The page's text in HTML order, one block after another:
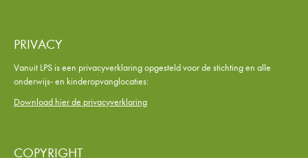
PRIVACY
Vanuit LPS is een privacyverklaring opgesteld voor de stichting en alle
onderwijs- en kinderopvanglocaties:
Download hier de privacyverklaring
COPYRIGHT